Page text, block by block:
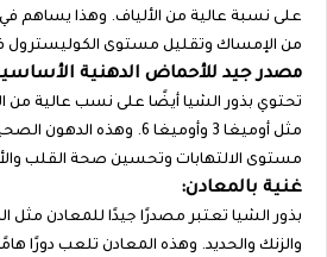
على نسبة عالية من الألياف. وهذا يساهم
من الإمساك وتقليل مستوى الكوليسترول
مصدر جيد للأحماض الدهنية
تحتوي بذور الشيا أيضًا على نسب عالية من
مثل أوميغا 3 وأوميغا 6. وهذه
مستوى الالتهابات وتحسين صحة القلب
غنية بالمعادن:
بذور الشيا تعتبر مصدرًا جيدًا للمعادن مثل
والزنك والحديد. وهذه المعادن تلعب دورًا